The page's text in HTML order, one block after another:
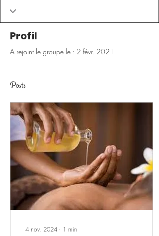
Profil
A rejoint le groupe le : 2 févr. 2021
Posts
4 nov. 2024 ∙ 1 min